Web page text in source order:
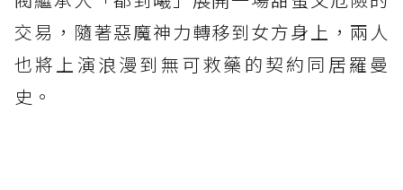
交易，隨著惡魔神力轉移到女方身上，兩人
也將上演浪漫到無可救藥的契約同居羅曼
史。